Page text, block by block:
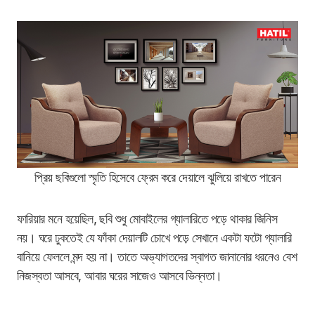
প্রিয় ছবিগুলো স্মৃতি হিসেবে ফ্রেম করে দেয়ালে ঝুলিয়ে রাখতে পারেন
ফারিয়ার মনে হয়েছিল, ছবি শুধু মোবাইলের গ্যালারিতে পড়ে থাকার জিনিস
নয়। ঘরে ঢুকতেই যে ফাঁকা দেয়ালটি চোখে পড়ে সেখানে একটা ফটো গ্যালারি
বানিয়ে ফেললে মন্দ হয় না। তাতে অভ্যাগতদের স্বাগত জানানোর ধরনেও বেশ
নিজস্বতা আসবে, আবার ঘরের সাজেও আসবে ভিন্নতা।